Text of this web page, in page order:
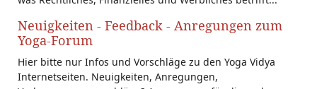
Neuigkeiten - Feedback - Anregungen zum
Yoga-Forum
Hier bitte nur Infos und Vorschläge zu den Yoga Vidya
Internetseiten. Neuigkeiten, Anregungen,